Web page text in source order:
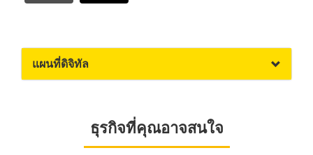
แผนที่ดิจิทัล
ธุรกิจที่คุณอาจสนใจ